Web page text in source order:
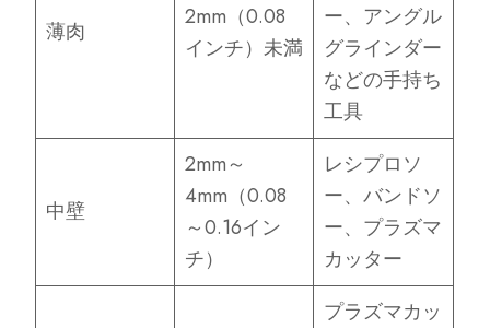
薄肉
2mm（0.08
インチ）未満
ー、アングル
グラインダー
などの手持ち
工具
中壁
2mm～
4mm（0.08
～0.16イン
チ）
レシプロソ
ー、バンドソ
ー、プラズマ
カッター
プラズマカッ